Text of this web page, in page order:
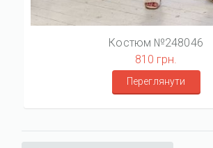
Костюм №248046
810 грн.
Переглянути